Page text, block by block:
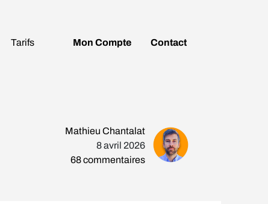
Tarifs Mon Compte Contact
Mathieu Chantalat
8 avril 2026
68commentaires